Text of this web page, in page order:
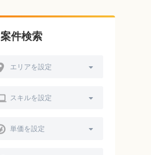
案件検索
エリアを設定
スキルを設定
単価を設定